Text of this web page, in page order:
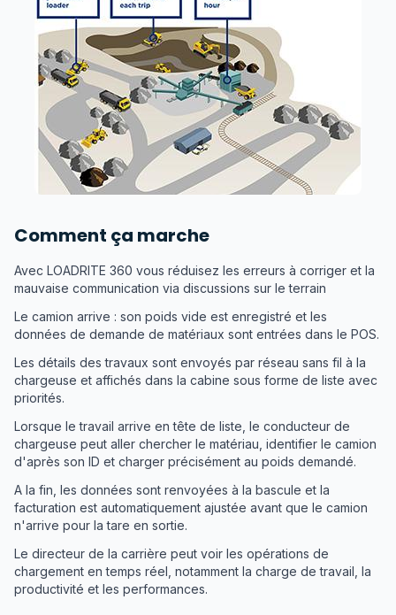
Comment ça marche
Avec LOADRITE 360 vous réduisez les erreurs à corriger et la
mauvaise communication via discussions sur le terrain
Le camion arrive : son poids vide est enregistré et les
données de demande de matériaux sont entrées dans le POS.
Les détails des travaux sont envoyés par réseau sans fil à la
chargeuse et affichés dans la cabine sous forme de liste avec
priorités.
Lorsque le travail arrive en tête de liste, le conducteur de
chargeuse peut aller chercher le matériau, identifier le camion
d'après son ID et charger précisément au poids demandé.
A la fin, les données sont renvoyées à la bascule et la
facturation est automatiquement ajustée avant que le camion
n'arrive pour la tare en sortie.
Le directeur de la carrière peut voir les opérations de
chargement en temps réel, notamment la charge de travail, la
productivité et les performances.